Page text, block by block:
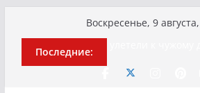
содержимому
Воскресенье, 9
Последние:
Эхо турецкой